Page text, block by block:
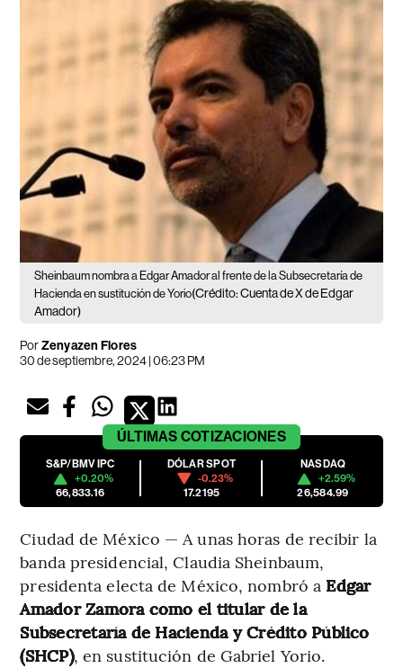
Sheinbaum nombra a Edgar Amador al frente de la Subsecretaría de
Hacienda en sustitución de Yorio(Crédito: Cuenta de X de Edgar
Amador)
PorZenyazen Flores
30 de septiembre, 2024 | 06:23 PM
ÚLTIMAS COTIZACIONES
S&P/BMV IPC
+0.20%
66,833.16
DÓLAR SPOT
-0.23%
17.2195
NASDAQ
+2.59%
26,584.99
Ciudad de México — A unas horas de recibir la
banda presidencial, Claudia Sheinbaum,
presidenta electa de México, nombró a Edgar
Amador Zamora como el titular de la
Subsecretaría de Hacienda y Crédito Público
(SHCP), en sustitución de Gabriel Yorio.